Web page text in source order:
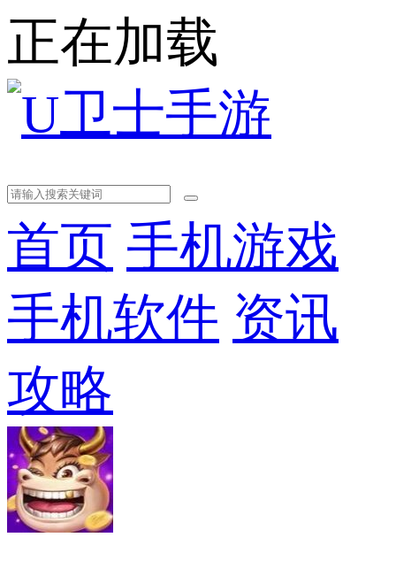
正在加载
首页 手机游戏
手机软件 资讯
攻略